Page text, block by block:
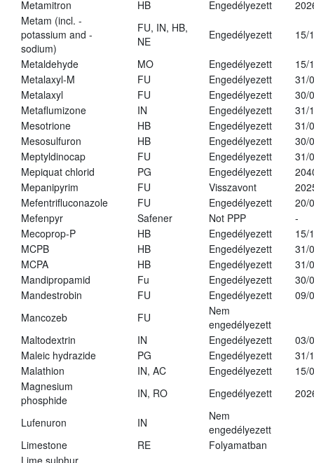
Metamitron HB Engedélyezett
Metam (incl. -
potassium and -
sodium)
FU, IN, HB,
NE
Engedélyezett 15/
Metaldehyde MO Engedélyezett
15/
Metalaxyl-M
FU Engedélyezett
31/
Metalaxyl
FU Engedélyezett
30/
Metaflumizone
IN Engedélyezett
31/
Mesotrione
HB Engedélyezett
31/
Mesosulfuron
HB Engedélyezett
30/
Meptyldinocap
FU Engedélyezett
31/
Mepiquat chlorid
PG Engedélyezett
Mepanipyrim
FU Visszavont
Mefentrifluconazole
FU Engedélyezett
20/
Mefenpyr
Safener Not PPP
-
Mecoprop-P
HB Engedélyezett
15/
MCPB
HB Engedélyezett
31/
MCPA
HB Engedélyezett
31/
Mandipropamid
Fu Engedélyezett
30/
Mandestrobin
FU Engedélyezett
09/
Mancozeb
FU
Nem
engedélyezett
Maltodextrin
IN Engedélyezett
03/
Maleic hydrazide
PG Engedélyezett
31/
Malathion
IN, AC Engedélyezett
15/
Magnesium
phosphide
IN, RO Engedélyezett
Lufenuron IN
Nem
engedélyezett
Limestone
RE
Folyamatban